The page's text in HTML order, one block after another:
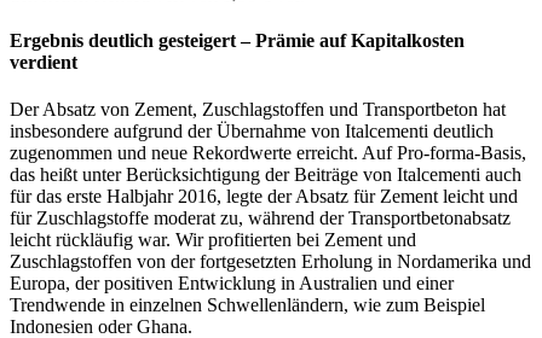
Ergebnis deutlich gesteigert – Prämie auf Kapitalkosten
verdient
Der Absatz von Zement, Zuschlagstoffen und Transportbeton hat
insbesondere aufgrund der Übernahme von Italcementi deutlich
zugenommen und neue Rekordwerte erreicht. Auf Pro-forma-Basis,
das heißt unter Berücksichtigung der Beiträge von Italcementi auch
für das erste Halbjahr 2016, legte der Absatz für Zement leicht und
für Zuschlagstoffe moderat zu, während der Transportbetonabsatz
leicht rückläufig war. Wir profitierten bei Zement und
Zuschlagstoffen von der fortgesetzten Erholung in Nordamerika und
Europa, der positiven Entwicklung in Australien und einer
Trendwende in einzelnen Schwellenländern, wie zum Beispiel
Indonesien oder Ghana.